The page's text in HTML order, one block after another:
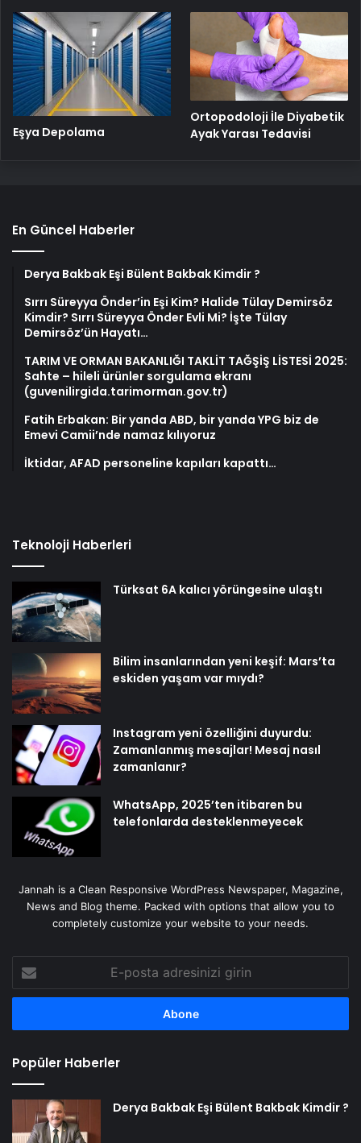
Eşya Depolama
Ortopodoloji İle Diyabetik
Ayak Yarası Tedavisi
En Güncel Haberler
Derya Bakbak Eşi Bülent Bakbak Kimdir ?
Sırrı Süreyya Önder’in Eşi Kim? Halide Tülay Demirsöz
Kimdir? Sırrı Süreyya Önder Evli Mi? İşte Tülay
Demirsöz’ün Hayatı…
TARIM VE ORMAN BAKANLIĞI TAKLİT TAĞŞİŞ LİSTESİ 2025:
Sahte – hileli ürünler sorgulama ekranı
(guvenilirgida.tarimorman.gov.tr)
Fatih Erbakan: Bir yanda ABD, bir yanda YPG biz de
Emevi Camii’nde namaz kılıyoruz
İktidar, AFAD personeline kapıları kapattı…
Teknoloji Haberleri
Türksat 6A kalıcı yörüngesine ulaştı
Bilim insanlarından yeni keşif: Mars’ta
eskiden yaşam var mıydı?
Instagram yeni özelliğini duyurdu:
Zamanlanmış mesajlar! Mesaj nasıl
zamanlanır?
WhatsApp, 2025’ten itibaren bu
telefonlarda desteklenmeyecek
Jannah is a Clean Responsive WordPress Newspaper, Magazine,
News and Blog theme. Packed with options that allow you to
completely customize your website to your needs.
posta
adresinizi
Popüler Haberler
Derya Bakbak Eşi Bülent Bakbak Kimdir ?